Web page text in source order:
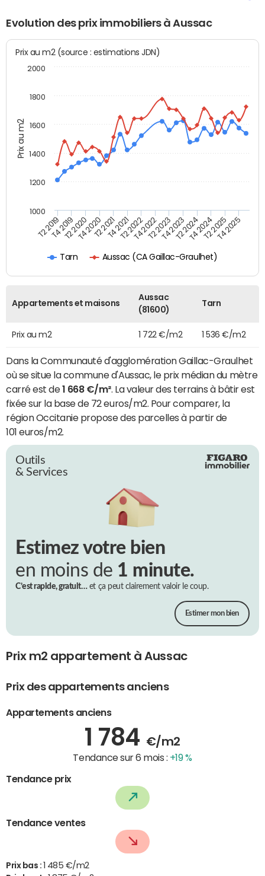
Evolution des prix immobiliers à Aussac
Prix au m2
Prix au m2 (source : estimations JDN)
Tarn Aussac (CA Gaillac-Graulhet)
T2 2019T4 2019T2 2020T4 2020T2 2021T4 2021T2 2022T4 2022T2 2023T4 2023T2 2024T4 2024T2 2025T4 2025
1000
1200
1400
1600
1800
2000
Appartements et maisons
Aussac
(81600)
Tarn
Prix au m2 1 722 €/m2 1 536 €/m2
Dans la Communauté d'agglomération Gaillac-Graulhet
où se situe la commune d'Aussac, le prix médian du mètre
carré est de1 668 €/m². La valeur des terrains à bâtir est
fixée sur la base de 72 euros/m2. Pour comparer, la
région Occitanie propose des parcelles à partir de
101 euros/m2.
Outils
& Services
Estimez votre bien
en moins de 1 minute.
C’est rapide, gratuit…et ça peut clairement valoir le coup.
Estimer mon bien
Prix m2 appartement à Aussac
Prix des appartements anciens
Appartements anciens
1 784 €/m2
Tendance sur 6 mois : +19 %
Tendance prix
Tendance ventes
Prix bas : 1 485 €/m2